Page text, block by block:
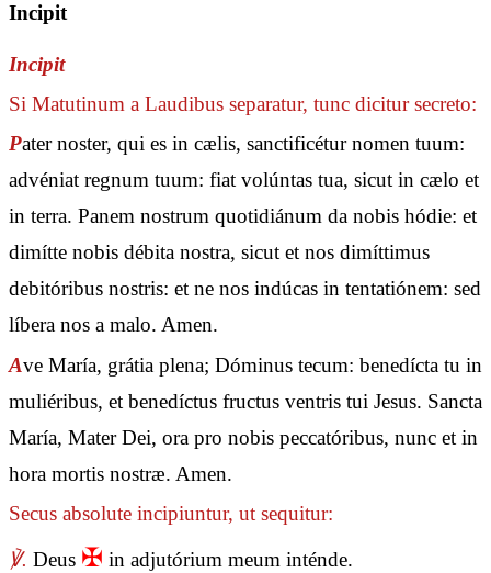
Incipit
Incipit
Si Matutinum a Laudibus separatur, tunc dicitur secreto:
Pater noster, qui es in cælis, sanctificétur nomen tuum:
advéniat regnum tuum: fiat volúntas tua, sicut in cælo et
in terra. Panem nostrum quotidiánum da nobis hódie: et
dimítte nobis débita nostra, sicut et nos dimíttimus
debitóribus nostris: et ne nos indúcas in tentatiónem: sed
líbera nos a malo. Amen.
Ave María, grátia plena; Dóminus tecum: benedícta tu in
muliéribus, et benedíctus fructus ventris tui Jesus. Sancta
María, Mater Dei, ora pro nobis peccatóribus, nunc et in
hora mortis nostræ. Amen.
Secus absolute incipiuntur, ut sequitur:
℣. Deus ✠ in adjutórium meum inténde.